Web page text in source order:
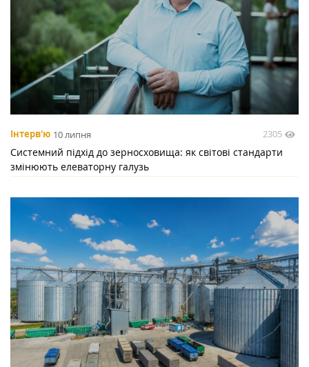
Інтерв'ю 10 липня 2305
Системний підхід до зерносховища: як світові стандарти
змінюють елеваторну галузь